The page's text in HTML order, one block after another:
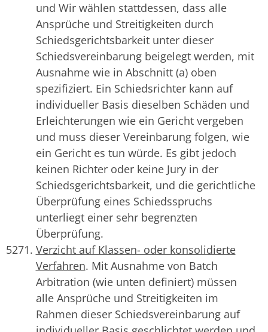
und Wir wählen stattdessen, dass alle
Ansprüche und Streitigkeiten durch
Schiedsgerichtsbarkeit unter dieser
Schiedsvereinbarung beigelegt werden, mit
Ausnahme wie in Abschnitt (a) oben
spezifiziert. Ein Schiedsrichter kann auf
individueller Basis dieselben Schäden und
Erleichterungen wie ein Gericht vergeben
und muss dieser Vereinbarung folgen, wie
ein Gericht es tun würde. Es gibt jedoch
keinen Richter oder keine Jury in der
Schiedsgerichtsbarkeit, und die gerichtliche
Überprüfung eines Schiedsspruchs
unterliegt einer sehr begrenzten
Überprüfung.
Verzicht auf Klassen- oder konsolidierte
Verfahren. Mit Ausnahme von Batch
Arbitration (wie unten definiert) müssen
alle Ansprüche und Streitigkeiten im
Rahmen dieser Schiedsvereinbarung auf